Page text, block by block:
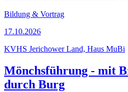
Bildung & Vortrag
17.10.2026
KVHS Jerichower Land, Haus MuBi
Mönchsführung - mit
durch Burg